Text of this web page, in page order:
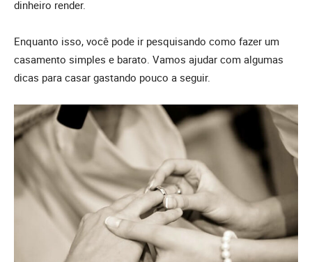
dinheiro render.
Enquanto isso, você pode ir pesquisando como fazer um
casamento simples e barato. Vamos ajudar com algumas
dicas para casar gastando pouco a seguir.